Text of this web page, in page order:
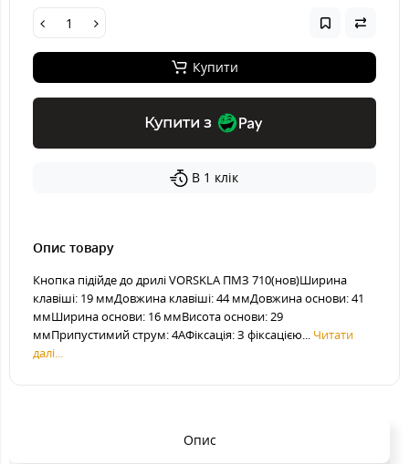
Купити
Купити з
В 1 клік
Опис товару
Кнопка підійде до дрилі VORSKLA ПМЗ 710(нов)Ширина
клавіші: 19 ммДовжина клавіші: 44 ммДовжина основи: 41
ммШирина основи: 16 ммВисота основи: 29
ммПрипустимий струм: 4АФіксація: З фіксацією... Читати
далі...
Опис